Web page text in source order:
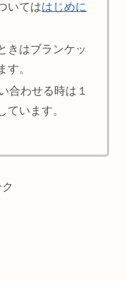
いてははじめに
きはブランケッ
す。
合わせる時は１
ています。